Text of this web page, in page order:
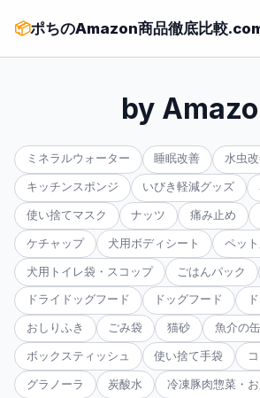
📦ポちのAmazon商品徹底比較
by
ミネラルウォーター 睡眠改善 水虫
キッチンスポンジ いびき軽減グッズ
使い捨てマスク ナッツ 痛み止め
ケチャップ 犬用ボディシート ペッ
犬用トイレ袋・スコップ ごはんパック
ドライドッグフード ドッグフード
おしりふき ごみ袋 猫砂 魚介の
ボックスティッシュ 使い捨て手袋
グラノーラ 炭酸水 冷凍豚肉惣菜・